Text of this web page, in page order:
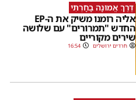
דֶּרֶךְ אֱמוּנָה בָחָרְתִּי
אליה רומנו משיק את ה-EP
החדש "תמרורים" עם שלושה
שירים מקוריים
חרדים ירושלים 16:54